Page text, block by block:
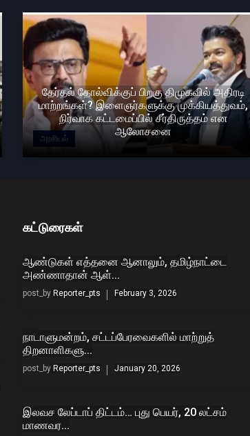
அரசியல்
தேர்தல் தோல்விக்குப் பிறகு திமுகவில் அதிரடி
மாற்றங்கள்? இளைஞர்களுக்கு முக்கியத்துவம்,
நிர்வாக கட்டமைப்பில் சீர்திருத்தம் என
ஆலோசனை
கட்டுரைகள்
ஆண்டுகள் எத்தனை ஆனாலும், தமிழ்நாட்டை
அண்ணாதான் ஆள்...
post_by Reporter_pts February 3, 2026
நாடாளுமன்றம், சட்டப்பேரவைகளில் மாற்றுத்
திறனாளிகளு...
post_by Reporter_pts January 20, 2026
இலவச லேப்டாப் திட்டம்… புது பெயர், 20 லட்சம்
மாணவர...